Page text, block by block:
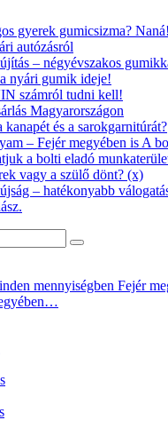
gyerek gumicsizma? Naná!
autózásról
– négyévszakos
nyári gumik ideje!
számról tudni kell!
Magyarországon
és a sarokgarnitúrát?
– Fejér megyében is A
a bolti eladó
vagy a szülő dönt? (x)
– hatékonyabb